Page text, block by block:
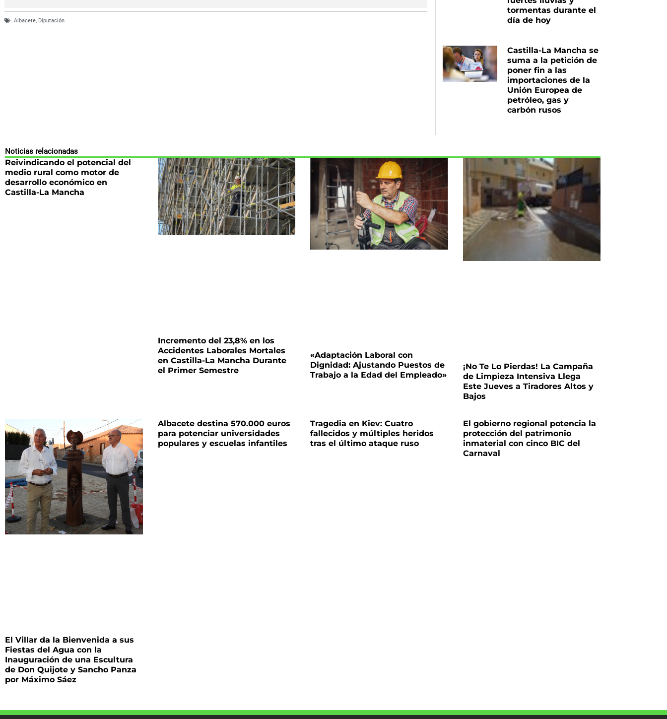
Albacete, Diputación
tormentas durante el
día de hoy
Castilla-La Mancha se
suma a la petición de
poner fin a las
importaciones de la
Unión Europea de
petróleo, gas y
carbón rusos
Noticias relacionadas
Reivindicando el potencial del
medio rural como motor de
desarrollo económico en
Castilla-La Mancha
Incremento del 23,8% en los
Accidentes Laborales Mortales
en Castilla-La Mancha Durante
el Primer Semestre
«Adaptación Laboral con
Dignidad: Ajustando Puestos de
Trabajo a la Edad del Empleado»
¡No Te Lo Pierdas! La Campaña
de Limpieza Intensiva Llega
Este Jueves a Tiradores Altos y
Bajos
El Villar da la Bienvenida a sus
Fiestas del Agua con la
Inauguración de una Escultura
de Don Quijote y Sancho Panza
por Máximo Sáez
Albacete destina 570.000 euros
para potenciar universidades
populares y escuelas infantiles
Tragedia en Kiev: Cuatro
fallecidos y múltiples heridos
tras el último ataque ruso
El gobierno regional potencia la
protección del patrimonio
inmaterial con cinco BIC del
Carnaval